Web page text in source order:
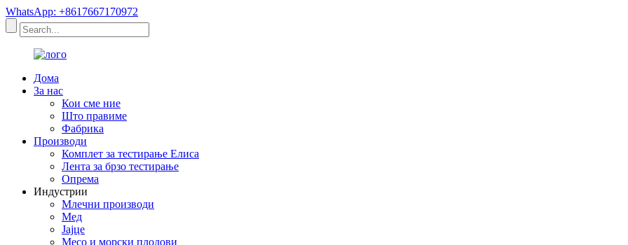
WhatsApp: +8617667170972
Дома
За нас
Кои сме ние
Што правиме
Фабрика
Производи
Комплет за тестирање Елиса
Лента за брзо тестирање
Опрема
Индустрии
Млечни производи
Мед
Јајце
Месо и морски плодови